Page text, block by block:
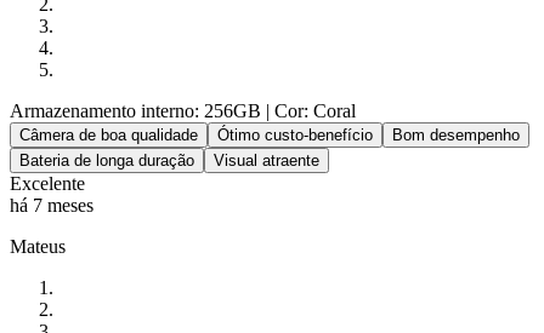
Armazenamento interno: 256GB | Cor: Coral
Câmera de boa qualidade Ótimo custo-benefício
Bom desempenho
Bateria de longa duração
Visual atraente
Excelente
há 7 meses
Mateus